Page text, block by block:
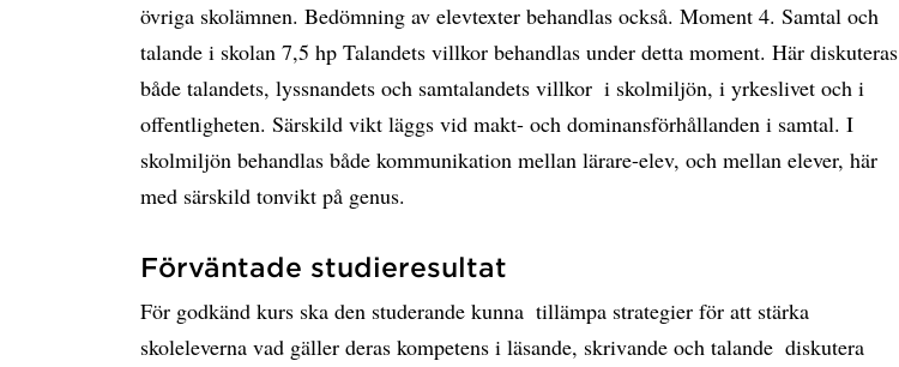
övriga skolämnen. Bedömning av elevtexter behandlas också. Moment 4. Samtal och
talande i skolan 7,5 hp Talandets villkor behandlas under detta moment. Här diskuteras
både talandets, lyssnandets och samtalandets villkor  i skolmiljön, i yrkeslivet och i
offentligheten. Särskild vikt läggs vid makt- och dominansförhållanden i samtal. I
skolmiljön behandlas både kommunikation mellan lärare-elev, och mellan elever, här
med särskild tonvikt på genus.
Förväntade studieresultat
För godkänd kurs ska den studerande kunna  tillämpa strategier för att stärka
skoleleverna vad gäller deras kompetens i läsande, skrivande och talande  diskutera